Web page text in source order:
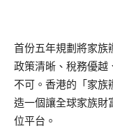
首份五年規劃將家族
政策清晰、稅務優越
不可。香港的「家族
造一個讓全球家族財
位平台。